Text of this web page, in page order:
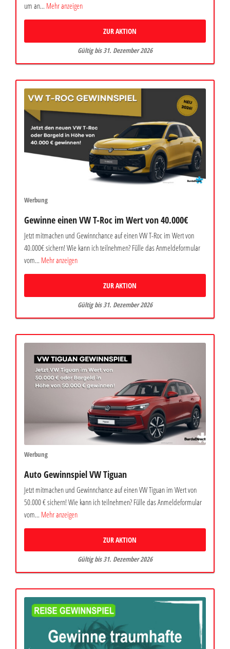
um an... Mehr anzeigen
ZUR AKTION
Gültig bis 31. Dezember 2026
Werbung
Gewinne einen VW T-Roc im Wert von 40.000€
Jetzt mitmachen und Gewinnchance auf einen VW T-Roc im Wert von
40.000€ sichern! Wie kann ich teilnehmen? Fülle das Anmeldeformular
vom... Mehr anzeigen
ZUR AKTION
Gültig bis 31. Dezember 2026
Werbung
Auto Gewinnspiel VW Tiguan
Jetzt mitmachen und Gewinnchance auf einen VW Tiguan im Wert von
50.000 € sichern! Wie kann ich teilnehmen? Fülle das Anmeldeformular
vom... Mehr anzeigen
ZUR AKTION
Gültig bis 31. Dezember 2026